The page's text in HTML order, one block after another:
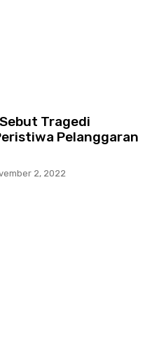
Tragedi
Pelanggaran
2, 2022